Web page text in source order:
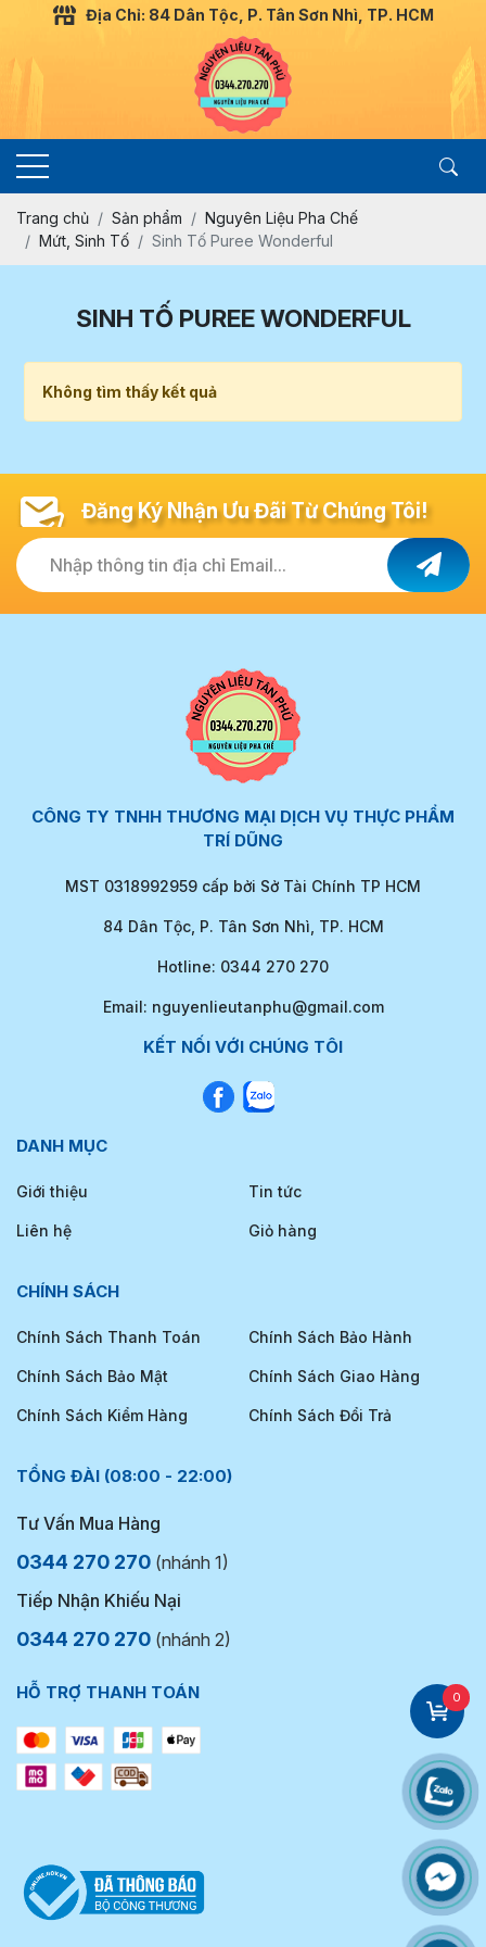
Địa Chỉ: 84 Dân Tộc, P. Tân Sơn Nhì, TP. HCM
Trang chủ Sản phẩm
Nguyên Liệu Pha Chế
Mứt, Sinh Tố
Sinh Tố Puree Wonderful
SINH TỐ PUREE WONDERFUL
Không tìm thấy kết quả
Đăng Ký Nhận Ưu Đãi Từ Chúng Tôi!
Nhập thông tin địa chỉ Email...
CÔNG TY TNHH THƯƠNG MẠI DỊCH VỤ THỰC PHẨM
TRÍ DŨNG
MST 0318992959 cấp bởi Sở Tài Chính TP HCM
84 Dân Tộc, P. Tân Sơn Nhì, TP. HCM
Hotline: 0344 270 270
Email: nguyenlieutanphu@gmail.com
KẾT NỐI VỚI CHÚNG TÔI
DANH MỤC
Giới thiệu Tin tức
Liên hệ Giỏ hàng
CHÍNH SÁCH
Chính Sách Thanh Toán Chính Sách Bảo Hành
Chính Sách Bảo Mật Chính Sách Giao Hàng
Chính Sách Kiểm Hàng Chính Sách Đổi Trả
TỔNG ĐÀI (08:00 - 22:00)
Tư Vấn Mua Hàng
0344 270 270 (nhánh 1)
Tiếp Nhận Khiếu Nại
0344 270 270 (nhánh 2)
HỖ TRỢ THANH TOÁN 0